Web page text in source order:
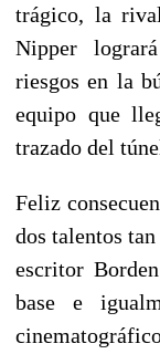
trágico, la
Nipper
riesgos en la
equipo que
trazado del
Feliz
dos talentos
escritor
base e